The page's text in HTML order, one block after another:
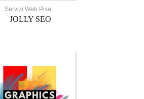
Servizi Web Pisa
JOLLY SEO